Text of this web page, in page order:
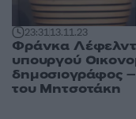
23:3113.11.23
Φράνκα
υπουργού
δημοσιογράφος
του Μητσοτάκη